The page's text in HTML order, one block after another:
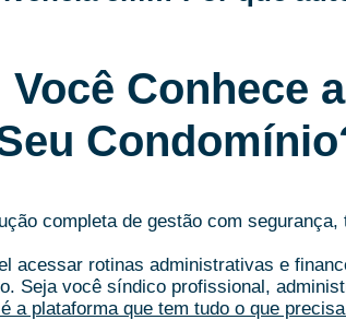
Você Conhece a
completa de gestão com
acessar rotinas administrativas e
Seja você síndico profissional,
a plataforma que tem tudo o que